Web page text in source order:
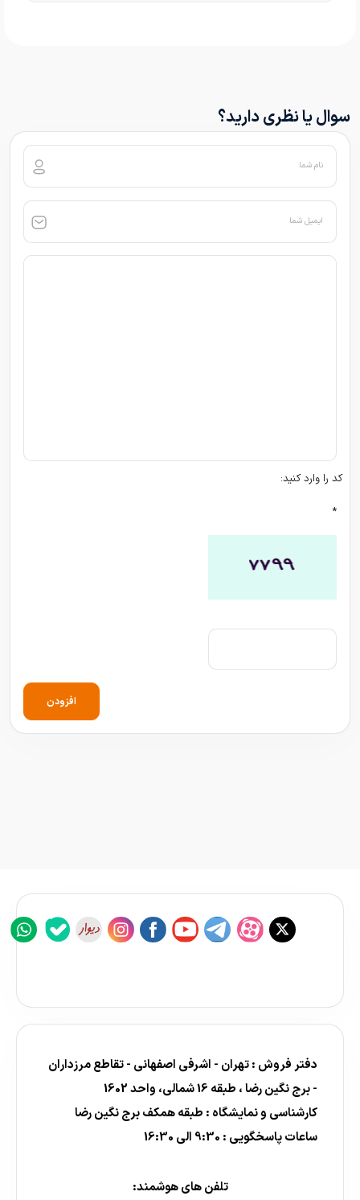
سوال یا نظری دارید؟
نام شما
ایمیل شما
کد را وارد کنید:
*
افزودن
دفتر فروش : تهران - اشرفی اصفهانی - تقاطع مرزداران
- برج نگین رضا ، طبقه 16 شمالی، واحد 1602
کارشناسی و نمایشگاه : طبقه همکف برج نگین رضا
ساعات پاسخگویی : 9:30 الی 16:30
تلفن های هوشمند: